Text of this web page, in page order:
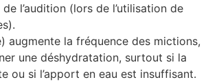
l’audition (lors de l’utilisation de
augmente la fréquence des mictions,
une déshydratation, surtout si la
ou si l’apport en eau est insuffisant.